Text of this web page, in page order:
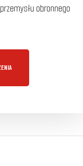
obronnego